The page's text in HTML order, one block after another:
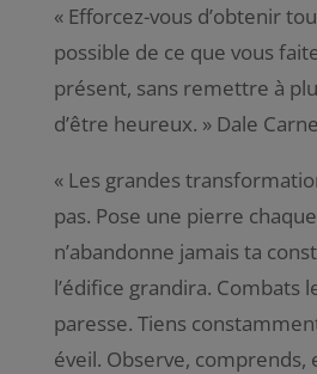
« Efforcez-vous d’obtenir
possible de ce que vous
présent, sans remettre à
d’être heureux. » Dale
« Les grandes
pas. Pose une pierre
n’abandonne jamais ta
l’édifice grandira. Combats
paresse. Tiens
éveil. Observe, comprends,